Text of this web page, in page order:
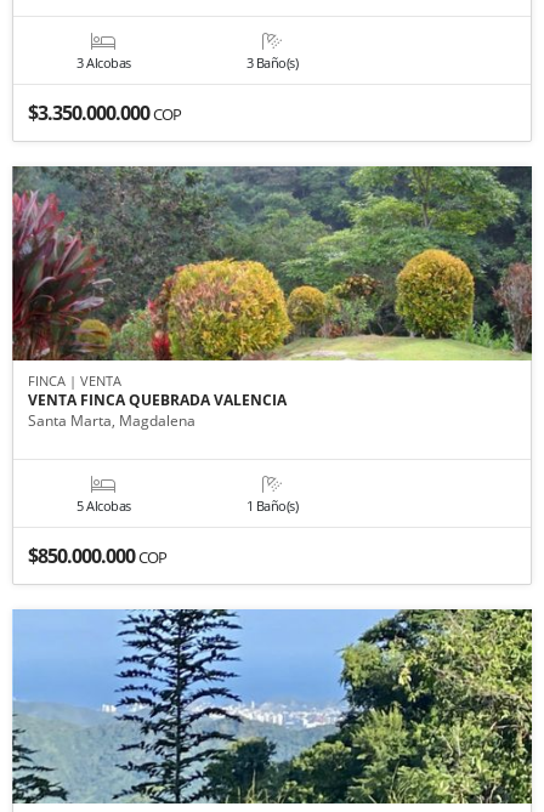
3 Alcobas 3 Baño(s)
$3.350.000.000COP
FINCA | VENTA
VENTA FINCA QUEBRADA VALENCIA
Santa Marta, Magdalena
5 Alcobas 1 Baño(s)
$850.000.000COP